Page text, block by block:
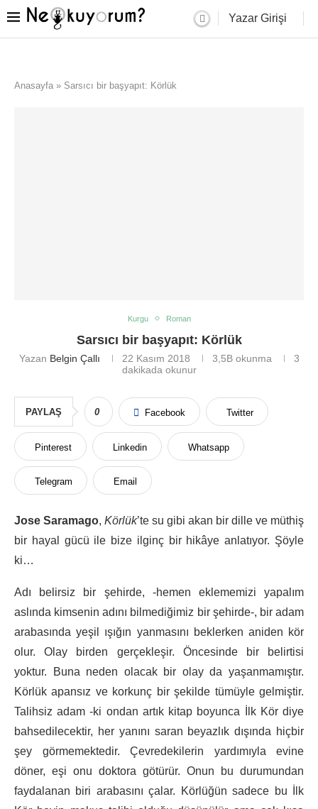
Yazar Girişi
Anasayfa » Sarsıcı bir başyapıt: Körlük
Kurgu Roman
Sarsıcı bir başyapıt: Körlük
Yazan Belgin Çallı 22 Kasım 2018 3,5Bokunma
3
dakikada okunur
PAYLAŞ 0 Facebook Twitter
Pinterest Linkedin Whatsapp
Telegram Email
Jose Saramago, Körlük’te su gibi akan bir dille ve müthiş
bir hayal gücü ile bize ilginç bir hikâye anlatıyor. Şöyle
ki…
Adı belirsiz bir şehirde, -hemen eklememizi yapalım
aslında kimsenin adını bilmediğimiz bir şehirde-, bir adam
arabasında yeşil ışığın yanmasını beklerken aniden kör
olur. Olay birden gerçekleşir. Öncesinde bir belirtisi
yoktur. Buna neden olacak bir olay da yaşanmamıştır.
Körlük apansız ve korkunç bir şekilde tümüyle gelmiştir.
Talihsiz adam -ki ondan artık kitap boyunca İlk Kör diye
bahsedilecektir, her yanını saran beyazlık dışında hiçbir
şey görmemektedir. Çevredekilerin yardımıyla evine
döner, eşi onu doktora götürür. Onun bu durumundan
faydalanan biri arabasını çalar. Körlüğün sadece bu İlk